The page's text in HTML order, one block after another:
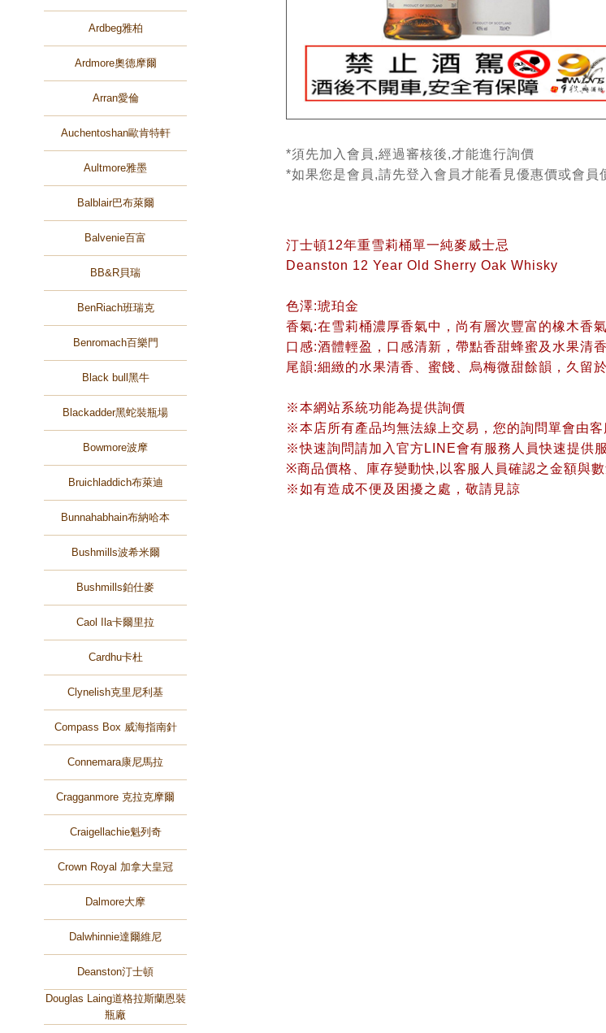
Ardbeg雅柏
Ardmore奧德摩爾
Arran愛倫
Auchentoshan歐肯特軒
Aultmore雅墨
Balblair巴布萊爾
Balvenie百富
BB&R貝瑞
BenRiach班瑞克
Benromach百樂門
Black bull黑牛
Blackadder黑蛇裝瓶場
Bowmore波摩
Bruichladdich布萊迪
Bunnahabhain布納哈本
Bushmills波希米爾
Bushmills鉑仕麥
Caol Ila卡爾里拉
Cardhu卡杜
Clynelish克里尼利基
Compass Box 威海指南針
Connemara康尼馬拉
Cragganmore 克拉克摩爾
Craigellachie魁列奇
Crown Royal 加拿大皇冠
Dalmore大摩
Dalwhinnie達爾維尼
Deanston汀士頓
Douglas Laing道格拉斯蘭恩裝
瓶廠
*須先加入會員,經過審核後,才能進行詢價
*如果您是會員,請先登入會員才能看見優惠價或會員
汀士頓12年重雪莉桶單一純麥威士忌
Deanston 12 Year Old Sherry Oak Whisky
色澤:琥珀金
香氣:在雪莉桶濃厚香氣中，尚有層次豐富的橡木香
口感:酒體輕盈，口感清新，帶點香甜蜂蜜及水果清
尾韻:細緻的水果清香、蜜餞、烏梅微甜餘韻，久留
※本網站系統功能為提供詢價
※本店所有產品均無法線上交易，您的詢問單會由
※快速詢問請加入官方LINE會有服務人員快速提供
※商品價格、庫存變動快,以客服人員確認之金額與
※如有造成不便及困擾之處，敬請見諒